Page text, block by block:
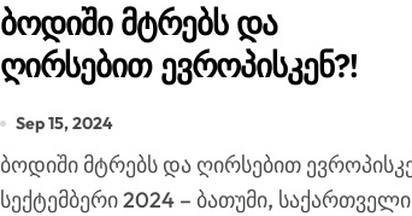
ბოდიში მტრებს და
ღირსებით ევროპისკენ?!
Sep 15, 2024
ბოდიში მტრებს და ღირსებით ევროპისკენ?! 15
სექტემბერი 2024 – ბათუმი, საქართველი